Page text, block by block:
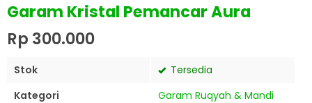
Garam Kristal Pemancar Aura
Rp 300.000
Stok
Tersedia
Kategori
Garam Ruqyah & Mandi